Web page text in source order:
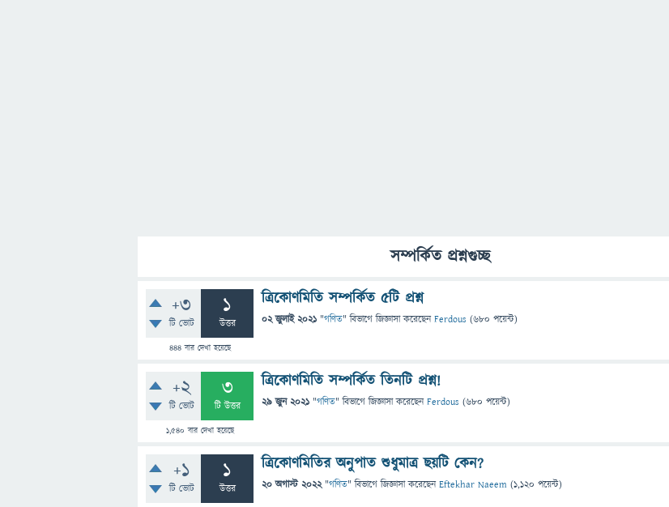
সম্পর্কিত প্রশ্নগুচ্ছ
+3
টি ভোট
1
উত্তর
444বার দেখা হয়েছে
ত্রিকোণমিতি সম্পর্কিত ৫টি প্রশ্ন
02 জুলাই 2021 "গণিত" বিভাগে জিজ্ঞাসাকরেছেনFerdous (680 পয়েন্ট)
+2
টি ভোট
3
টি উত্তর
1,540 বার দেখা হয়েছে
ত্রিকোণমিতি সম্পর্কিত তিনটি প্রশ্ন!
29 জুন 2021 "গণিত" বিভাগে জিজ্ঞাসাকরেছেনFerdous (680 পয়েন্ট)
+1
টি ভোট
1
উত্তর
ত্রিকোণমিতির অনুপাত শুধুমাত্র ছয়টি কেন?
20 অগাস্ট 2022 "গণিত" বিভাগে জিজ্ঞাসাকরেছেনEftekhar Naeem (1,120 পয়েন্ট)